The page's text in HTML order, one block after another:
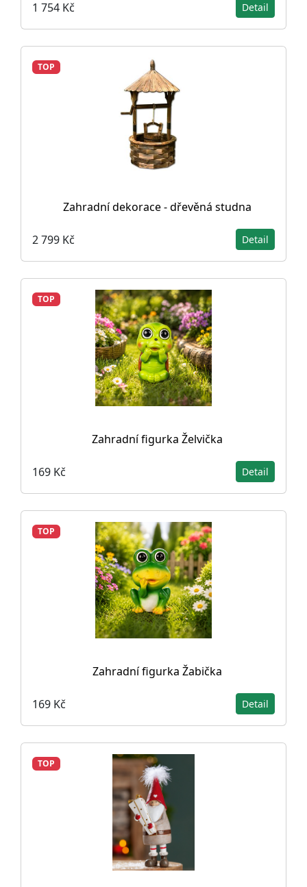
1 754 Kč Detail
TOP
Zahradní dekorace - dřevěná studna
2 799 Kč Detail
TOP
Zahradní figurka Želvička
169 Kč Detail
TOP
Zahradní figurka Žabička
169 Kč Detail
TOP